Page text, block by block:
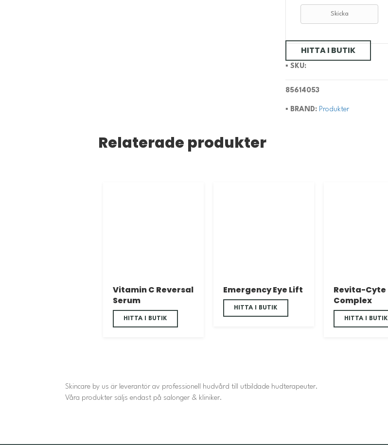
HITTA I BUTIK
▪️SKU:
85614053
▪️ BRAND: Produkter
Relaterade produkter
Vitamin C Reversal
Serum
HITTA I BUTIK
Emergency Eye Lift
HITTA I BUTIK
Revita-Cyte
Complex
HITTA I BUTIK
Skincare by us är leverantör av professionell hudvård till utbildade hudterapeuter.
Våra produkter säljs endast på salonger & kliniker.